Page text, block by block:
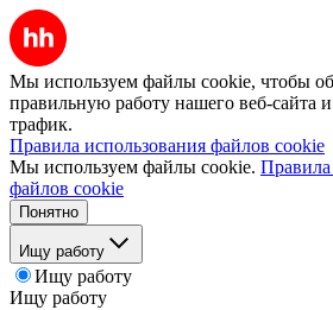
Мы используем файлы cookie, чтобы
правильную работу нашего веб-сайта и
трафик.
Правила использования файлов cookie
Мы используем файлы cookie. Правила
файлов cookie
Понятно
Ищу работу
Ищу работу
Ищу работу